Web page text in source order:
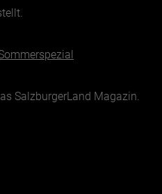
SalzburgerLand Magazin.